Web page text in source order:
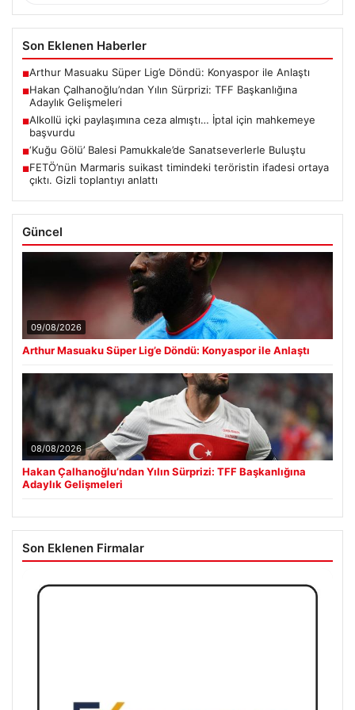
Son Eklenen Haberler
■Arthur Masuaku Süper Lig’e Döndü: Konyaspor ile Anlaştı
■Hakan Çalhanoğlu’ndan Yılın Sürprizi: TFF Başkanlığına
Adaylık Gelişmeleri
■Alkollü içki paylaşımına ceza almıştı… İptal için mahkemeye
başvurdu
■‘Kuğu Gölü’ Balesi Pamukkale’de Sanatseverlerle Buluştu
■FETÖ’nün Marmaris suikast timindeki teröristin ifadesi ortaya
çıktı. Gizli toplantıyı anlattı
Güncel
09/08/2026
Arthur Masuaku Süper Lig’e Döndü: Konyaspor ile Anlaştı
08/08/2026
Hakan Çalhanoğlu’ndan Yılın Sürprizi: TFF Başkanlığına
Adaylık Gelişmeleri
Son Eklenen Firmalar